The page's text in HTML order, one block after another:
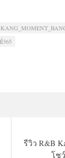
365
รีวิว R&B
โช